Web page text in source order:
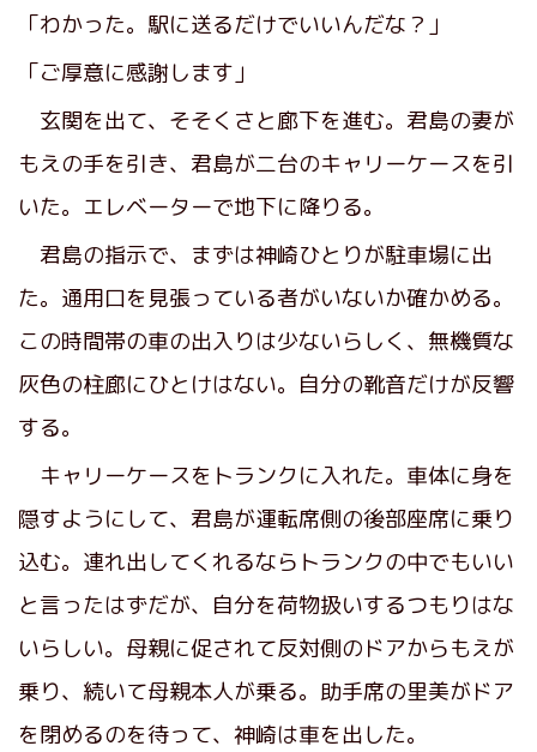
「わかった。駅に送るだけでいいんだな？」
「ご厚意に感謝します」
玄関を出て、そそくさと廊下を進む。君島の妻が
もえの手を引き、君島が二台のキャリーケースを引
いた。エレベーターで地下に降りる。
君島の指示で、まずは神崎ひとりが駐車場に出
た。通用口を見張っている者がいないか確かめる。
この時間帯の車の出入りは少ないらしく、無機質な
灰色の柱廊にひとけはない。自分の靴音だけが反響
する。
キャリーケースをトランクに入れた。車体に身を
隠すようにして、君島が運転席側の後部座席に乗り
込む。連れ出してくれるならトランクの中でもいい
と言ったはずだが、自分を荷物扱いするつもりはな
いらしい。母親に促されて反対側のドアからもえが
乗り、続いて母親本人が乗る。助手席の里美がドア
を閉めるのを待って、神崎は車を出した。